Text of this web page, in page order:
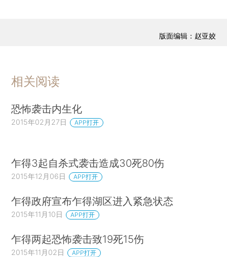
版面编辑：赵亚姣
相关阅读
恐怖袭击内生化
2015年02月27日 APP打开
乍得3起自杀式袭击造成30死80伤
2015年12月06日 APP打开
乍得政府宣布乍得湖区进入紧急状态
2015年11月10日 APP打开
乍得两起恐怖袭击致19死15伤
2015年11月02日 APP打开